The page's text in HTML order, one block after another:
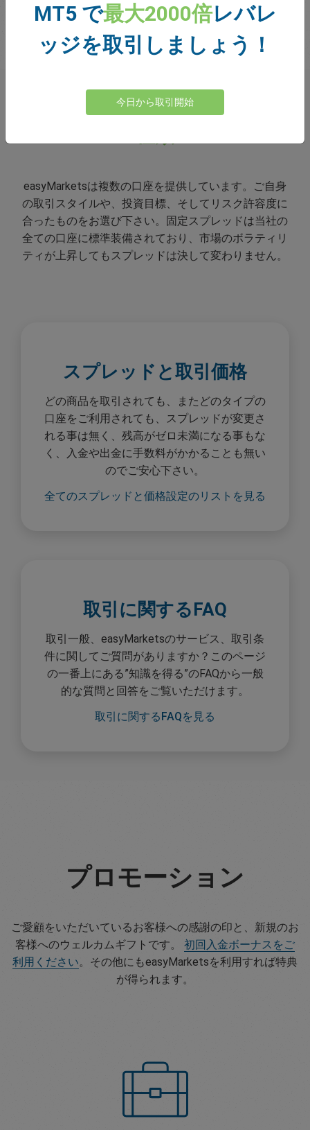
easyMarketsにおける口座の
easyMarketsは複数の口座を提供しています。ご自身
の取引スタイルや、投資目標、そしてリスク許容度に
合ったものをお選び下さい。固定スプレッドは当社の
全ての口座に標準装備されており、市場のボラティリ
ティが上昇してもスプレッドは決して変わりません。
スプレッドと取引価格
どの商品を取引されても、またどのタイプの
口座をご利用されても、スプレッドが変更さ
れる事は無く、残高がゼロ未満になる事もな
く、入金や出金に手数料がかかることも無い
のでご安心下さい。
全てのスプレッドと価格設定のリストを見る
取引に関するFAQ
取引一般、easyMarketsのサービス、取引条
件に関してご質問がありますか？このページ
の一番上にある”知識を得る”のFAQから一般
的な質問と回答をご覧いただけます。
取引に関するFAQを見る
プロモーション
ご愛顧をいただいているお客様への感謝の印と、新規のお
客様へのウェルカムギフトです。 初回入金ボーナスをご
利用ください。その他にもeasyMarketsを利用すれば特典
が得られます。
MT5 で最大2000倍レバレ
ッジを取引しましょう！
今日から取引開始